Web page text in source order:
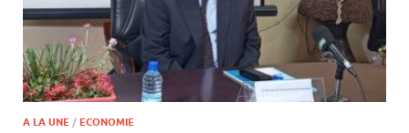
A LA UNE / ECONOMIE